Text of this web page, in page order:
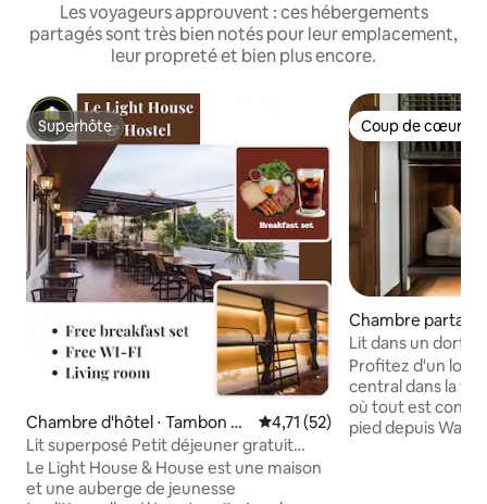
Les voyageurs approuvent : ces hébergements
partagés sont très bien notés pour leur emplacement,
leur propreté et bien plus encore.
Superhôte
Superhôte
Chambre d'hôtel ⋅ Tambon Ph
ra Sing
Évaluation moyenne sur la
4,71 (52)
Lit superposé Petit déjeuner gratuit
Cuisine à la porte de Chiangmai
Le Light House & House est une maison
et une auberge de jeunesse
Coup de cœur
Coup de cœur
Chambre
Mai
Lit dans un
l'auberge de
Profitez d'un
central dans la
où tout est
pied depuis Wat